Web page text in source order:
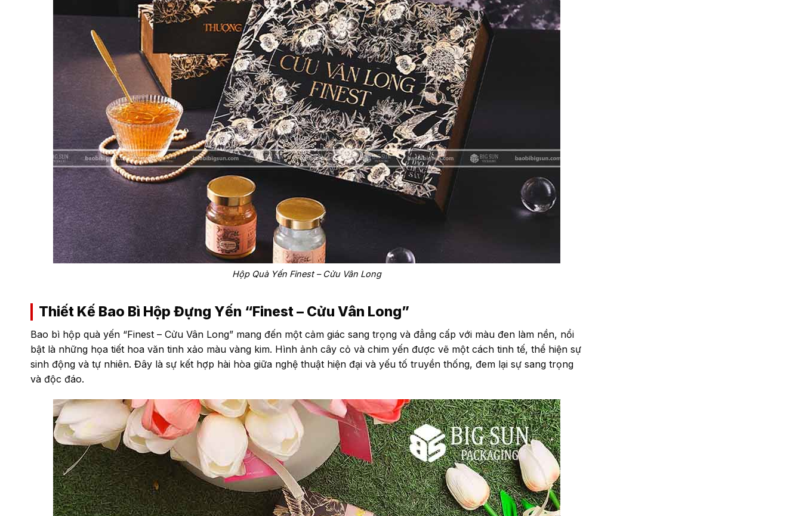
Hộp Quà Yến Finest – Cửu Vân Long
Thiết Kế Bao Bì Hộp Đựng Yến “Finest – Cửu Vân Long”
Bao bì hộp quà yến “Finest – Cửu Vân Long” mang đến một cảm giác sang trọng và đẳng cấp với màu đen làm nền, nổi
bật là những họa tiết hoa văn tinh xảo màu vàng kim. Hình ảnh cây cỏ và chim yến được vẽ một cách tinh tế, thể hiện sự
sinh động và tự nhiên. Đây là sự kết hợp hài hòa giữa nghệ thuật hiện đại và yếu tố truyền thống, đem lại sự sang trọng
và độc đáo.